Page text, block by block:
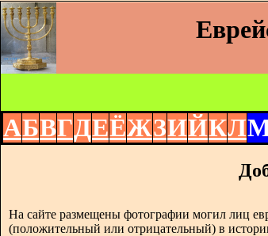
АБВГДЕЁЖЗИЙКЛ
На сайте размещены фотографии могил лиц
(положительный или отрицательный) в